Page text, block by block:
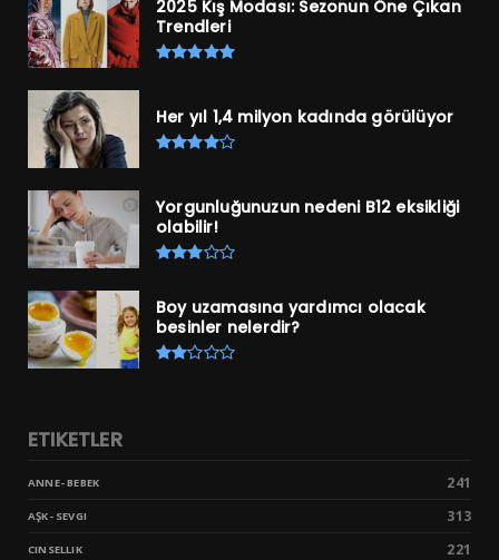
2025 Kış Modası: Sezonun Öne Çıkan
Trendleri
Her yıl 1,4 milyon kadında görülüyor
Yorgunluğunuzun nedeni B12 eksikliği
olabilir!
Boy uzamasına yardımcı olacak
besinler nelerdir?
ETIKETLER
ANNE- BEBEK 241
AŞK- SEVGI 313
CINSELLIK 221